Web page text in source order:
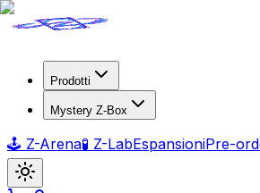
Prodotti
Mystery Z-Box
🕹️ Z-Arena🧪 Z-LabEspansioniPre-